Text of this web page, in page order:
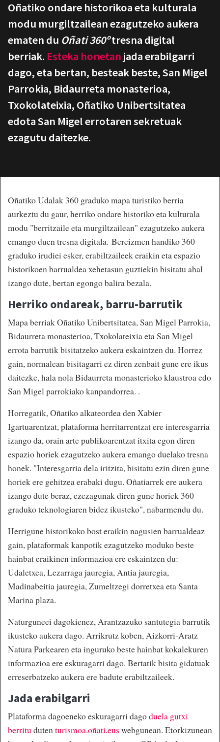
Oñatiko ondare historikoa eta kulturala
modu murgiltzailean ezagutzeko aukera
ematen du Oñati 360ºtresna digital
berriak. Esteka honetan jada erabilgarri
dago, eta bertan, besteak beste, San Migel
Parrokia, Bidaurreta monasterioa,
Txokolateixia, Oñatiko Unibertsitatea
edota San Migel errotaren sekretuak
ezagutu daitezke.
Oñatiko Udalak 360 graduko mapa turistiko berria
aurkeztu du gaur, herriko ondare historiko eta kulturala
modu "berritzaile eta murgiltzailean" ezagutzeko aukera
emango duen tresna digitala. Bereizmen handiko 360
graduko irudiei esker, erabiltzaileek eraikin eta espazio
historikoen barrualdea xehetasun guztiekin bisitatu ahal
izango dute, bertan egongo balira bezala.
Herriko ondareak, barru-barrutik
Mapa berriak Oñatiko Unibertsitatea, San Migel Parrokia,
Bidaurreta monasterioa, Txokolateixia eta San Migel
errota barrutik bisitatzeko aukera eskaintzen du. Horrez
gain, normalean bisitagarri ez diren zenbait gune ere ikus
daitezke, hala nola Bidaurreta monasterioko klaustroa edo
San Migel parrokiako kanpandorrea. .
Horregatik, Oñatiko alkateordea den Xabier
Igartuarentzat, plataforma herritarrentzat ere interesgarria
izango da, orain arte publikoarentzat itxita egon diren
espazio horiek ezagutzeko aukera emango duelako tresna
honek. "Interesgarria dela iritzita, bisitatu ezin diren gune
horiek ere gehitzea erabaki dugu. Oñatiarrek ere aukera
izango dute beraz, ezezagunak diren gune horiek 360
graduko teknologiaren bidez ikusteko", nabarmendu du.
Herrigune historikoko bost eraikin nagusien barrualdeaz
gain, plataformak kanpotik ezagutzeko moduko beste
hainbat eraikinen informazioa ere eskaintzen du:
Udaletxea, Lezarraga jauregia, Antia jauregia,
Madinabeitia jauregia, Zumeltzegi dorretxea eta Santa
Marina plaza.
Naturguneei dagokienez, Arantzazuko santutegia barrutik
ikusteko aukera dago. Arrikrutz koben, Aizkorri-Aratz
Natura Parkearen eta inguruko beste hainbat kokalekuren
informazioa ere eskuragarri dago. Bertatik bisita gidatuak
erreserbatzeko aukera ere badute erabiltzaileek.
Jada erabilgarri
Plataforma dagoeneko eskuragarri dagoduela gutxi
berritudutenturismoa.oñati.eus webgunean. Etorkizunean